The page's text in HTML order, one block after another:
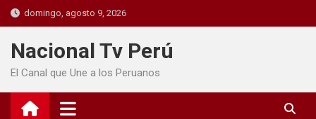
domingo, agosto 9, 2026
Nacional Tv Perú
El Canal que Une a los Peruanos